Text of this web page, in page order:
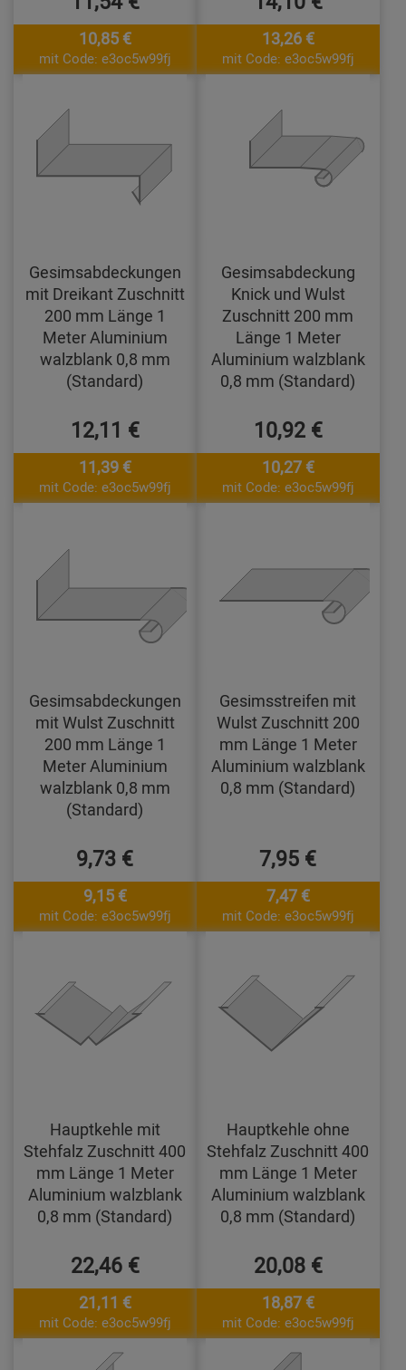
10,85 €
mit Code: e3oc5w99fj
13,26 €
mit Code: e3oc5w99fj
Gesimsabdeckungen
mit Dreikant Zuschnitt
200 mm Länge 1
Meter Aluminium
walzblank 0,8 mm
(Standard)
12,11 €
11,39 €
mit Code: e3oc5w99fj
Gesimsabdeckung
Knick und Wulst
Zuschnitt 200 mm
Länge 1 Meter
Aluminium walzblank
0,8 mm (Standard)
10,92 €
10,27 €
mit Code: e3oc5w99fj
Gesimsabdeckungen
mit Wulst Zuschnitt
200 mm Länge 1
Meter Aluminium
walzblank 0,8 mm
(Standard)
9,73 €
9,15 €
mit Code: e3oc5w99fj
Gesimsstreifen mit
Wulst Zuschnitt 200
mm Länge 1 Meter
Aluminium walzblank
0,8 mm (Standard)
7,95 €
7,47 €
mit Code: e3oc5w99fj
Hauptkehle mit
Stehfalz Zuschnitt 400
mm Länge 1 Meter
Aluminium walzblank
0,8 mm (Standard)
22,46 €
21,11 €
mit Code: e3oc5w99fj
Hauptkehle ohne
Stehfalz Zuschnitt 400
mm Länge 1 Meter
Aluminium walzblank
0,8 mm (Standard)
20,08 €
18,87 €
mit Code: e3oc5w99fj